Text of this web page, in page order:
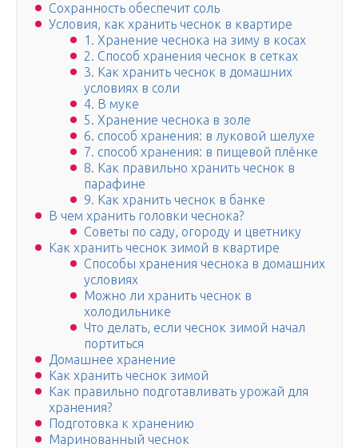
Сохранность обеспечит соль
Условия, как хранить чеснок в квартире
1. Хранение чеснока на зиму в косах
2. Способ хранения чеснок в сетках
3. Как хранить чеснок в домашних
условиях в соли
4. В муке
5. Хранение чеснока в золе
6. способ хранения: в луковой шелухе
7. способ хранения: в пищевой плёнке
8. Как правильно хранить чеснок в
парафине
9. Как хранить чеснок в банке
В чем хранить головки чеснока?
Советы по саду, огороду и цветнику
Как хранить чеснок зимой в квартире
Способы хранения чеснока в домашних
условиях
Можно ли хранить чеснок в
холодильнике
Что делать, если чеснок зимой начал
портиться
Домашнее хранение
Как хранить чеснок зимой
Как правильно подготавливать урожай для
хранения?
Подготовка к хранению
Маринованный чеснок